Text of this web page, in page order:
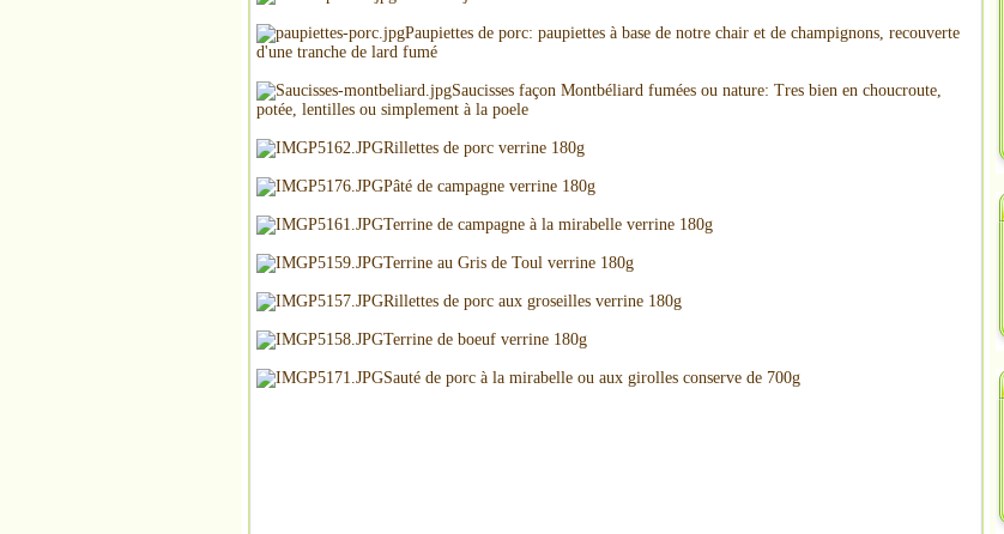
Paupiettes de porc: paupiettes à base de notre chair et de champignons, recouverte
d'une tranche de lard fumé
Saucisses façon Montbéliard fumées ou nature: Tres bien en choucroute,
potée, lentilles ou simplement à la poele
Rillettes de porc verrine 180g
Pâté de campagne verrine 180g
Terrine de campagne à la mirabelle verrine 180g
Terrine au Gris de Toul verrine 180g
Rillettes de porc aux groseilles verrine 180g
Terrine de boeuf verrine 180g
Sauté de porc à la mirabelle ou aux girolles conserve de 700g